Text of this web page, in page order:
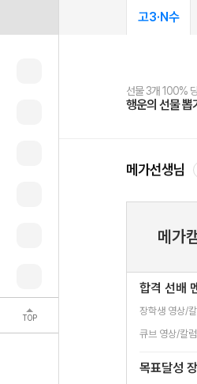
TOP
고3·N수
선물 3개 100%
행운의 선물 뽑
선물 100% 증정!
메가스터디 X 올
여름방학 스터디
메가런 썸머스
2027 러셀 단과
강사 공개선발
스마트러닝앱
설문 EVENT
메가패스
3일 무료 체험
메가패스 수강생
메가클럽 멤버
사회공헌 캠페인
희망이룸 메가나
메가선생님
메가
합격 선배
장학생 영상/
큐브 영상/칼
목표달성